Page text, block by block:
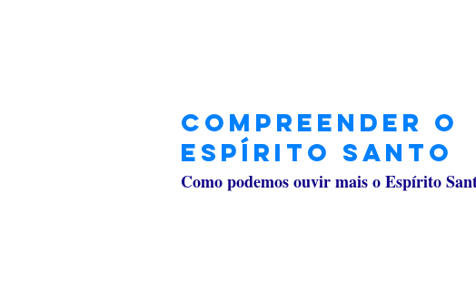
compreender o
Espírito Santo
Como podemos ouvir mais o Espírito